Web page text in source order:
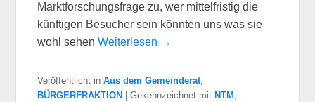
Marktforschungsfrage zu, wer mittelfristig die
künftigen Besucher sein könnten uns was sie
wohl sehenWeiterlesen →
Veröffentlicht in Aus dem Gemeinderat,
BÜRGERFRAKTION
|Gekennzeichnet mit NTM ,